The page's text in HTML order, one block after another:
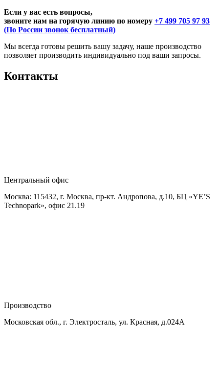
Если у вас есть вопросы,
звоните нам на горячую линию по номеру +7 499 705 97 93
(По России звонок бесплатный)
Мы всегда готовы решить вашу задачу, наше производство
позволяет производить индивидуально под ваши запросы.
Контакты
Центральный офис
Москва: 115432, г. Москва, пр-кт. Андропова, д.10, БЦ «YE’S
Technopark», офис 21.19
Производство
Московская обл., г. Электросталь, ул. Красная, д.024А